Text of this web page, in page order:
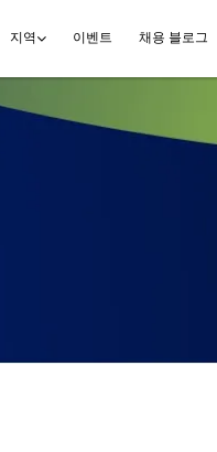
지역 이벤트 채용 블로그